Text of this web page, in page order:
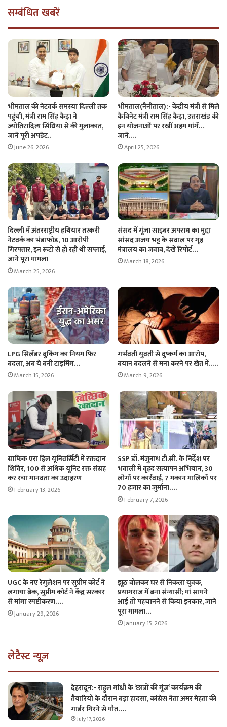
सम्बंधित खबरें
भीमताल की नेटवर्क समस्या दिल्ली तक
पहुंची, मंत्री राम सिंह कैड़ा ने
ज्योतिरादित्य सिंधिया से की मुलाकात,
जाने पूरी अपडेट..
June 26, 2026
भीमताल(नैनीताल):- केंद्रीय मंत्री से मिले
कैबिनेट मंत्री राम सिंह कैड़ा, उत्तराखंड की
इन योजनाओं पर रखीं अहम मांगें…
जाने….
April 25, 2026
दिल्ली में अंतरराष्ट्रीय हथियार तस्करी
नेटवर्क का भंडाफोड़, 10 आरोपी
गिरफ्तार, इन रूटो से हो रही थी सप्लाई,
जाने पूरा मामला
March 25, 2026
संसद में गूंजा साइबर अपराध का मुद्दा
सांसद अजय भट्ट के सवाल पर गृह
मंत्रालय का जवाब, देखें रिपोर्ट…
March 18, 2026
LPG सिलेंडर बुकिंग का नियम फिर
बदला, अब ये बनी टाइमिंग…
March 15, 2026
गर्भवती युवती से दुष्कर्म का आरोप,
बयान बदलने से मना करने पर खेत में…..
March 9, 2026
ग्राफिक एरा हिल यूनिवर्सिटी में रक्तदान
शिविर, 100 से अधिक यूनिट रक्त संग्रह
कर रचा मानवता का उदाहरण
February 13, 2026
SSP डॉ. मंजुनाथ टी.सी. के निर्देश पर
भवाली में वृहद सत्यापन अभियान, 30
लोगों पर कार्रवाई, 7 मकान मालिकों पर
70 हजार का जुर्माना….
February 7, 2026
UGC के नए रेगुलेशन पर सुप्रीम कोर्ट ने
लगाया ब्रेक, सुप्रीम कोर्ट ने केंद्र सरकार
से मांगा स्पष्टीकरण….
January 29, 2026
झूठ बोलकर घर से निकला युवक,
प्रयागराज में बना संन्यासी; मां सामने
आई तो पहचानने से किया इनकार, जाने
पूरा मामला…
January 15, 2026
लेटैस्ट न्यूज़
देहरादून:- राहुल गांधी के ‘छात्रों की गूंज’ कार्यक्रम की
तैयारियों के दौरान बड़ा हादसा, कांग्रेस नेता अमर मेहता की
गार्डर गिरने से मौत….
July 17, 2026